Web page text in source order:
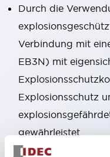
Durch die
Verbindung mit
EB3N) mit
Explosionsschutz
gewährleistet.
Ein Typ mit